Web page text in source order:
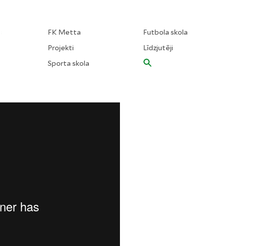
FK Metta
Projekti
Sporta skola
Futbola skola
Līdzjutēji